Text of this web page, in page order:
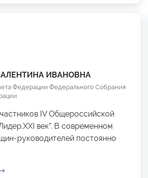
ИВАНОВНА
Федерации Федерального Собрания
IV Общероссийской
век”. В современном
руководителей постоянно